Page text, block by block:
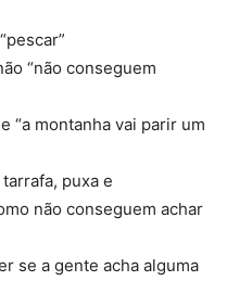
“não conseguem
“a montanha vai parir um
puxa e
não conseguem achar
se a gente acha alguma